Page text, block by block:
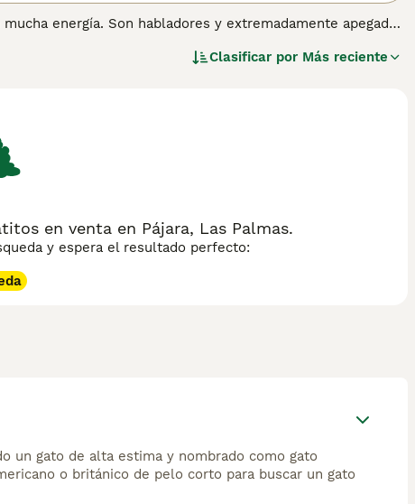
energía. Son habladores y extremadamente apegados
de Pelo Corto han seguido siendo un compañero popular y
información sobre esta raza de gato.
Clasificar por Más reciente
en venta en Pájara, Las Palmas.
y espera el resultado perfecto:
un gato de alta estima y nombrado como gato
o británico de pelo corto para buscar un gato